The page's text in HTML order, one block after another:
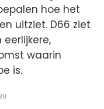
hoe het
uitziet. D66 ziet
waarin
is.